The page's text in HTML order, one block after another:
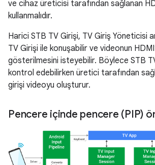
ve cihaz üreticisi tarafından sağlanan
kullanmalıdır.
Harici STB TV Girişi, TV Giriş Yöneticisi
TV Girişi ile konuşabilir ve videonun
gösterilmesini isteyebilir. Böylece STB
kontrol edebilirken üretici tarafından
girişi videoyu oluşturur.
Pencere içinde pencere (PIP)